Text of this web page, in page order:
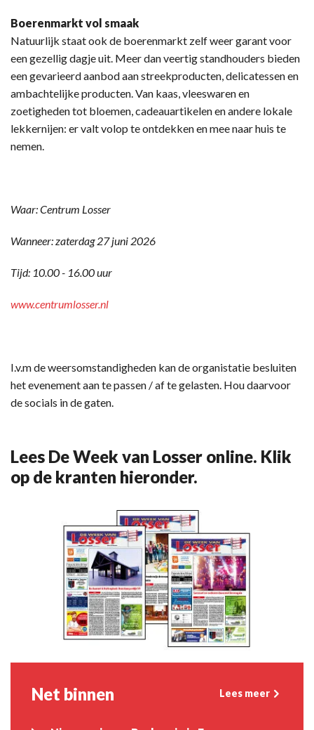
Boerenmarkt vol smaak
Natuurlijk staat ook de boerenmarkt zelf weer garant voor
een gezellig dagje uit. Meer dan veertig standhouders bieden
een gevarieerd aanbod aan streekproducten, delicatessen en
ambachtelijke producten. Van kaas, vleeswaren en
zoetigheden tot bloemen, cadeauartikelen en andere lokale
lekkernijen: er valt volop te ontdekken en mee naar huis te
nemen.
Waar: Centrum Losser
Wanneer: zaterdag 27 juni 2026
Tijd: 10.00 - 16.00 uur
www.centrumlosser.nl
I.v.m de weersomstandigheden kan de organistatie besluiten
het evenement aan te passen / af te gelasten. Hou daarvoor
de socials in de gaten.
Lees De Week van Losser online. Klik
op de kranten hieronder.
Net binnen Lees meer